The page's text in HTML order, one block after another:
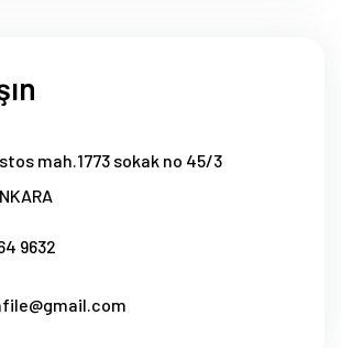
mah.1773 sokak no 45/3
9632